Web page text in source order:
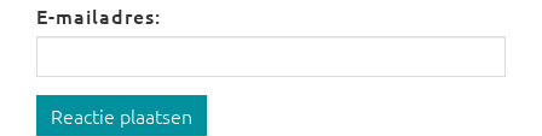
E-mailadres:
Reactie plaatsen